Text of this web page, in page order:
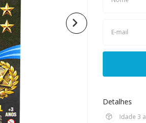
Detalhes
Idade 3
10º boneca